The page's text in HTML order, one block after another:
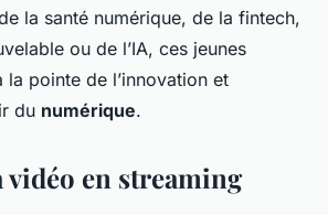
la santé numérique, de la fintech,
ou de l’IA, ces jeunes
la pointe de l’innovation et
du numérique.
vidéo en streaming